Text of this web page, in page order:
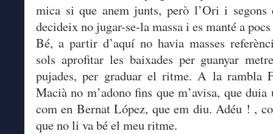
mica si que anem junts, però l’Ori i segons
decideix no jugar-se-la massa i es manté a
Bé, a partir d’aquí no havia masses
sols aprofitar les baixades per guanyar
pujades, per graduar el ritme. A la rambla
Macià no m’adono fins que m’avisa, que duia
com en Bernat López, que em diu. Adéu ! ,
que no li va bé el meu ritme.